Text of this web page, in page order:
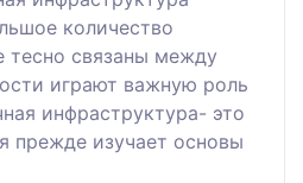
количество
тесно связаны между
играют важную роль
инфраструктура- это
прежде изучает основы